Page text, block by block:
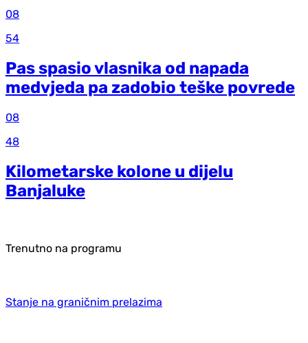
08
54
Pas spasio vlasnika od napada
medvjeda pa zadobio teške povrede
08
48
Kilometarske kolone u dijelu
Banjaluke
Trenutno na programu
Stanje na graničnim prelazima